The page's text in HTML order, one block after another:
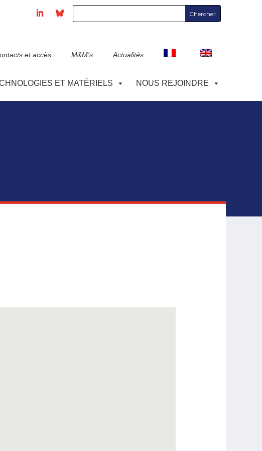
et accès M&M's Actualités
ET MATÉRIELS NOUS REJOINDRE